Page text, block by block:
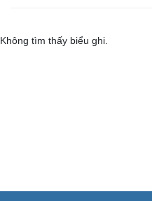
Không tìm thấy biểu ghi.